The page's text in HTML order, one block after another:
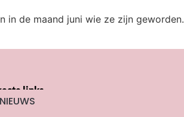
in de maand juni wie ze zijn geworden.
links
NIEUWS